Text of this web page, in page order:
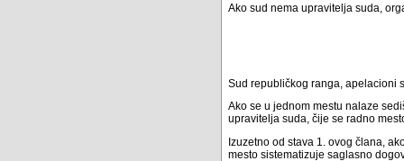
Ako sud nema upravitelja suda,
Sud republičkog ranga, apelacioni
Ako se u jednom mestu nalaze
upravitelja suda, čije se radno
Izuzetno od stava 1. ovog člana,
mesto sistematizuje saglasno